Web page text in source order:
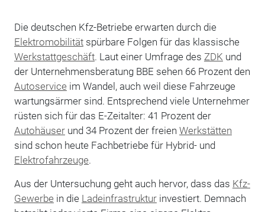
Die deutschen Kfz-Betriebe erwarten durch die
Elektromobilitätspürbare Folgen für das klassische
Werkstattgeschäft. Laut einer Umfrage des ZDK und
der Unternehmensberatung BBE sehen 66 Prozent den
Autoservice im Wandel, auch weil diese Fahrzeuge
wartungsärmer sind. Entsprechend viele Unternehmer
rüsten sich für das E-Zeitalter: 41 Prozent der
Autohäuserund 34 Prozent der freien Werkstätten
sind schon heute Fachbetriebe für Hybrid- und
Elektrofahrzeuge.
Aus der Untersuchung geht auch hervor, dass das Kfz-
Gewerbe in die Ladeinfrastrukturinvestiert. Demnach